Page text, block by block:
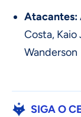
Atacantes:
Costa, Kaio
Wanderson
SIGA O